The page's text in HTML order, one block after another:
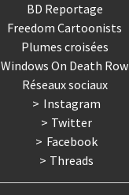
BD Reportage
Freedom Cartoonists
Plumes croisées
Windows On Death Row
Réseaux sociaux
Instagram
Twitter
Facebook
Threads